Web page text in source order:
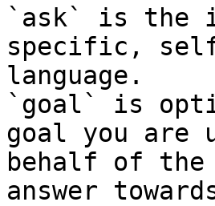
`ask` is the
specific,
language.
`goal` is
goal you are
behalf of
answer